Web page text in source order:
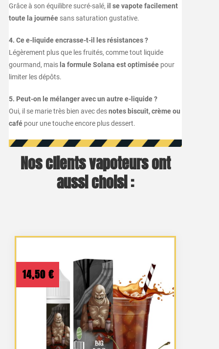
Grâce à son équilibre sucré-salé, il se vapote facilement
toute la journéesans saturation gustative.
4. Ce e-liquide encrasse-t-il les résistances ?
Légèrement plus que les fruités, comme tout liquide
gourmand, mais la formule Solana est optimiséepour
limiter les dépôts.
5. Peut-on le mélanger avec un autre e-liquide ?
Oui, il se marie très bien avec desnotes biscuit, crème ou
cafépour une touche encore plus dessert.
Nos clients vapoteurs ont
aussi choisi :
14,50 €